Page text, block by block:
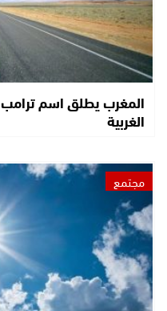
المغرب يطلق اسم
الغربية
مجتمع